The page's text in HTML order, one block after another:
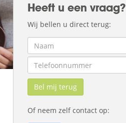
Heeft u een vraag?
Wij bellen u direct terug:
Bel mij terug
Of neem zelf contact op: